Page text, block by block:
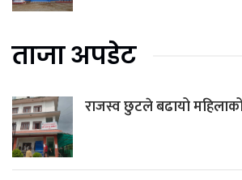
ताजा अपडेट
राजस्व छुटले बढायो महिलाको